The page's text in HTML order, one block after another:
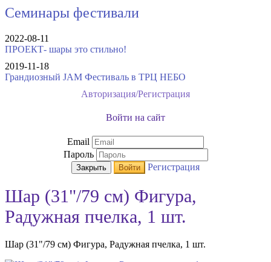
Семинары фестивали
2022-08-11
ПРОЕКТ- шары это стильно!
2019-11-18
Грандиозный JAM Фестиваль в ТРЦ НЕБО
Авторизация/Регистрация
Войти на сайт
Email
Пароль
Закрыть Войти Регистрация
Шар (31"/79 см) Фигура,
Радужная пчелка, 1 шт.
Шар (31"/79 см) Фигура, Радужная пчелка, 1 шт.